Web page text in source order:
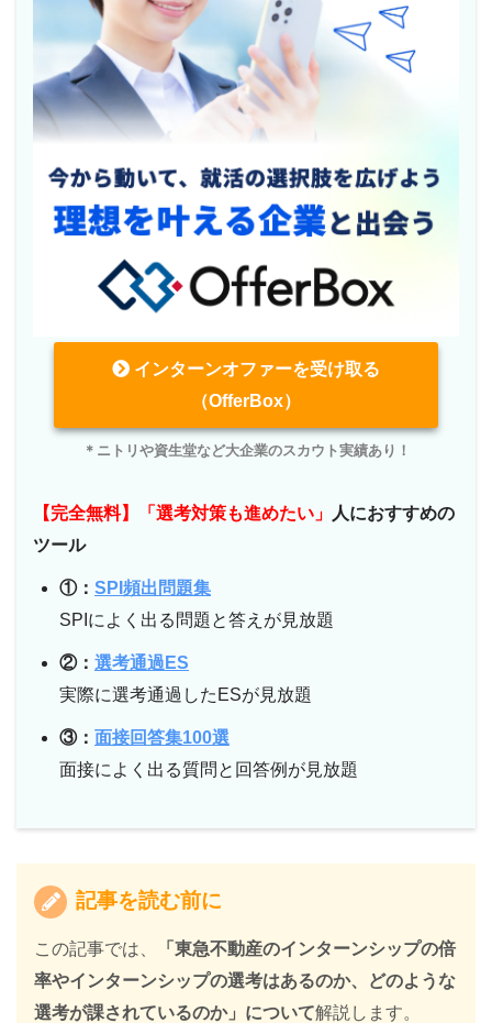
インターンオファーを受け取る
（OfferBox）
＊ニトリや資生堂など大企業のスカウト実績あり！
【完全無料】「選考対策も進めたい」
人におすすめの
ツール
①： SPI頻出問題集
SPIによく出る問題と答えが見放題
②： 選考通過ES
実際に選考通過したESが見放題
③： 面接回答集100選
面接によく出る質問と回答例が見放題
記事を読む前に
この記事では、
「東急不動産のインターンシップの倍
率やインターンシップの選考はあるのか、どのような
選考が課されているのか」について解説します。